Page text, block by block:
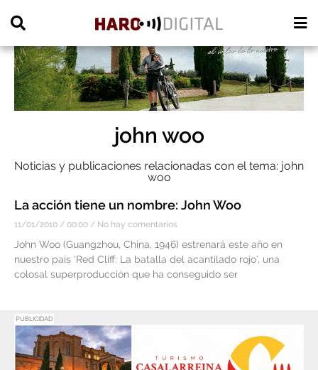
john woo
Noticias y publicaciones relacionadas con el tema: john
woo
La acción tiene un nombre: John Woo
11/01/2010 00:00 No hay comentarios
John Woo (Guangzhou, China, 1946) estrenará este año en
nuestro país ‘Red Cliff: La batalla del acantilado rojo’, una
colosal superproducción que ha conseguido ser
PUBLICIDAD